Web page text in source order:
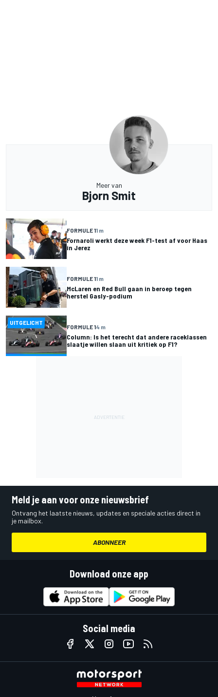
Meer van
Bjorn Smit
FORMULE 11 m
Fornaroli werkt deze week F1-test af voor Haas
in Jerez
FORMULE 11 m
McLaren en Red Bull gaan in beroep tegen
herstel Gasly-podium
UITGELICHT
FORMULE 14 m
Column: Is het terecht dat andere raceklassen
slaatje willen slaan uit kritiek op F1?
Meld je aan voor onze nieuwsbrief
Ontvang het laatste nieuws, updates en speciale acties direct in
je mailbox.
ABONNEER
Download onze app
Social media